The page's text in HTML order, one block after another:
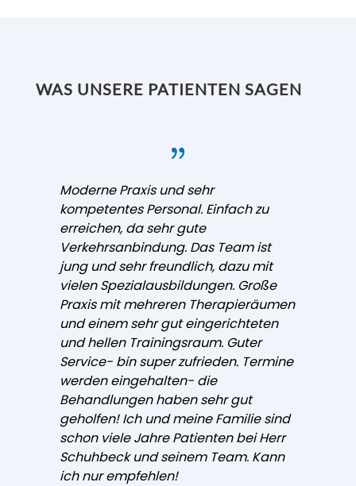
WAS UNSERE PATIENTEN SAGEN
Moderne Praxis und sehr
kompetentes Personal. Einfach zu
erreichen, da sehr gute
Verkehrsanbindung. Das Team ist
jung und sehr freundlich, dazu mit
vielen Spezialausbildungen. Große
Praxis mit mehreren Therapieräumen
und einem sehr gut eingerichteten
und hellen Trainingsraum. Guter
Service- bin super zufrieden. Termine
werden eingehalten- die
Behandlungen haben sehr gut
geholfen! Ich und meine Familie sind
schon viele Jahre Patienten bei Herr
Schuhbeck und seinem Team. Kann
ich nur empfehlen!